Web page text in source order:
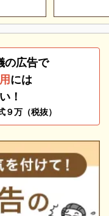
示します
やご要望、ご事情
ます。葬儀を施行
、それぞれの内訳
の総額にご納得い
えられ、お別れの
な形式となってい
ールにて最後のお
ます。
見送りたい方にお
の広告で
には
！
万（税抜）